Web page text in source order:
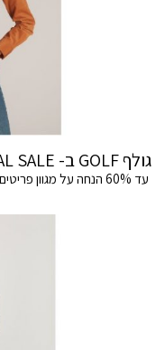
גולף GOLF ב- FINAL SALE.
עד 60% הנחה על מגוון פריטים מקולקציית החורף